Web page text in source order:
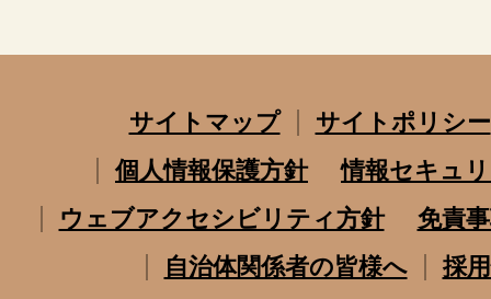
サイトマップ
サイトポリシー
個人情報保護方針
情報セキュ
ウェブアクセシビリティ方針
免責
自治体関係者の皆様へ
採